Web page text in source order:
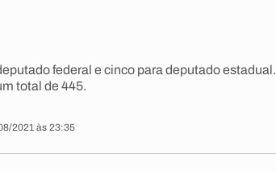
federal e cinco para deputado estadual.
total de 445.
2021 às 23:35